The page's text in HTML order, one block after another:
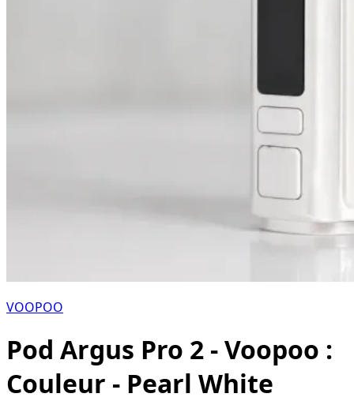
VOOPOO
Pod Argus Pro 2 - Voopoo :
Couleur - Pearl White